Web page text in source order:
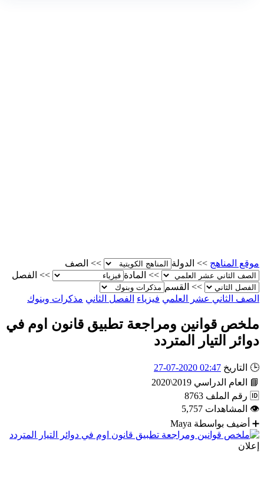
موقع المناهج >> الدولة >>
الصف
>>
المادة >>
الفصل
>>
القسم
الصف الثاني عشر العلمي فيزياء الفصل الثاني مذكرات وبنوك
ملخص قوانين ومراجعة تطبيق قانون اوم في
دوائر التيار المتردد
🕒 التاريخ 02:47 2020-07-27
📘
العام الدراسي 2019\2020
🆔 رقم الملف 8763
👁
المشاهدات 5,757
➕
أضيف بواسطة Maya
إعلان